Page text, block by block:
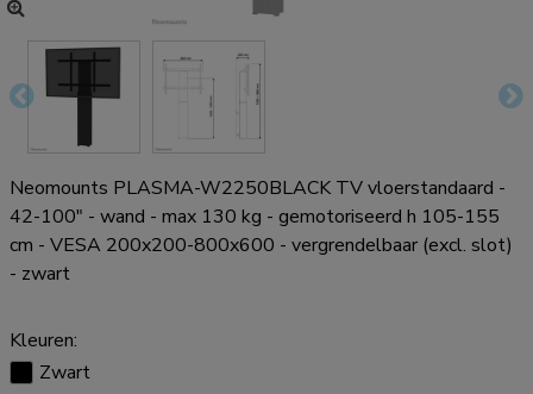
Neomounts PLASMA-W2250BLACK TV vloerstandaard -
42-100" - wand - max 130 kg - gemotoriseerd h 105-155
cm - VESA 200x200-800x600 - vergrendelbaar (excl. slot)
- zwart
Kleuren:
Zwart